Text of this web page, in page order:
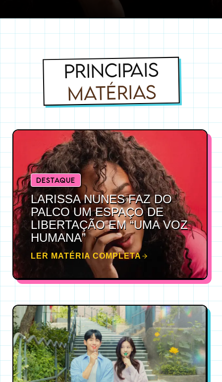
PRINCIPAIS
MATÉRIAS
DESTAQUE
LARISSA NUNES FAZ DO
PALCO UM ESPAÇO DE
LIBERTAÇÃO EM “UMA VOZ
HUMANA”
LER MATÉRIA COMPLETA